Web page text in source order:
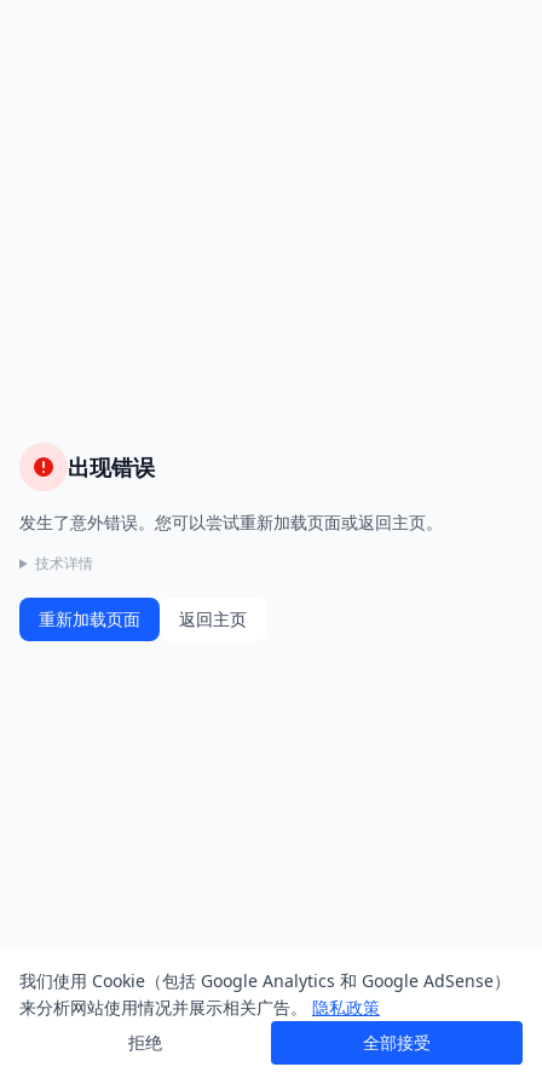
出现错误
发生了意外错误。您可以尝试重新加载页面或返回主页。
技术详情
重新加载页面 返回主页
我们使用 Cookie（包括 Google Analytics 和 Google AdSense）
来分析网站使用情况并展示相关广告。
隐私政策
拒绝
全部接受